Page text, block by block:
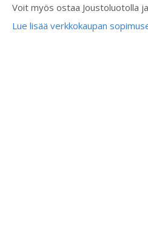
Voit myös ostaa Joustoluotolla
Lue lisää verkkokaupan